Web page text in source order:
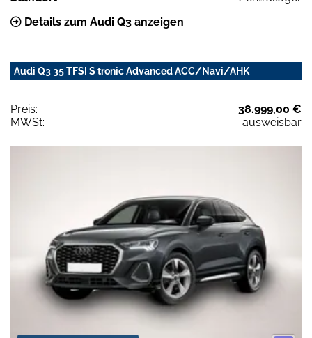
Details zum Audi Q3 anzeigen
Audi Q3 35 TFSI S tronic Advanced ACC/Navi/AHK
Preis:
38.999,00 €
MWSt:
ausweisbar